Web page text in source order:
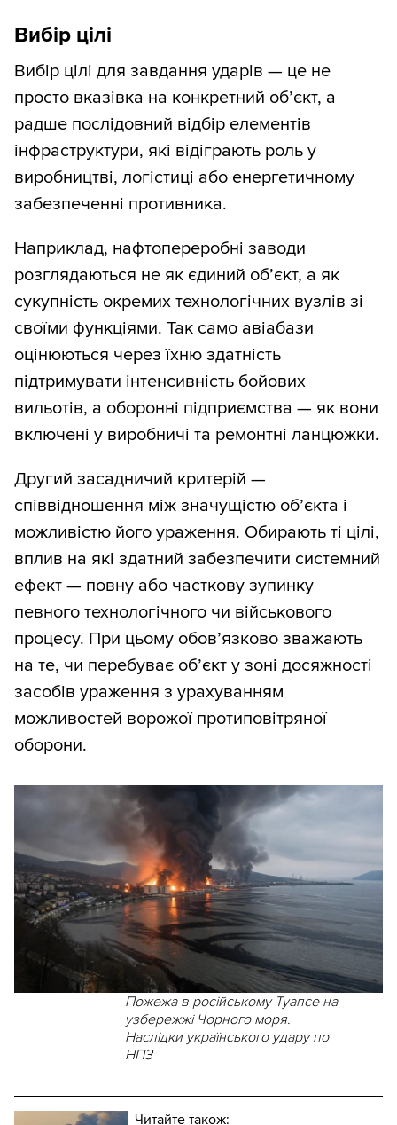
Вибір цілі
Вибір цілі для завдання ударів — це не
просто вказівка на конкретний об’єкт, а
радше послідовний відбір елементів
інфраструктури, які відіграють роль у
виробництві, логістиці або енергетичному
забезпеченні противника.
Наприклад, нафтопереробні заводи
розглядаються не як єдиний об’єкт, а як
сукупність окремих технологічних вузлів зі
своїми функціями. Так само авіабази
оцінюються через їхню здатність
підтримувати інтенсивність бойових
вильотів, а оборонні підприємства — як вони
включені у виробничі та ремонтні ланцюжки.
Другий засадничий критерій —
співвідношення між значущістю об’єкта і
можливістю його ураження. Обирають ті цілі,
вплив на які здатний забезпечити системний
ефект — повну або часткову зупинку
певного технологічного чи військового
процесу. При цьому обов’язково зважають
на те, чи перебуває об’єкт у зоні досяжності
засобів ураження з урахуванням
можливостей ворожої протиповітряної
оборони.
Пожежа в російському Туапсе на
узбережжі Чорного моря.
Наслідки українського удару по
НПЗ
Читайте також: